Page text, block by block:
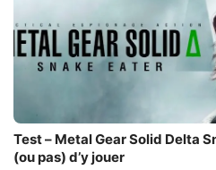
Test – Metal Gear Solid Delta Snake Eater PS5 : 5 raisons
(ou pas) d’y jouer